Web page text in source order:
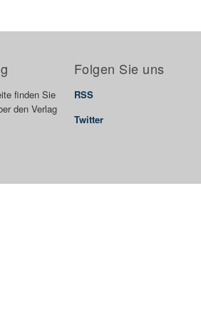
finden Sie
den Verlag
Folgen Sie uns
RSS
Twitter